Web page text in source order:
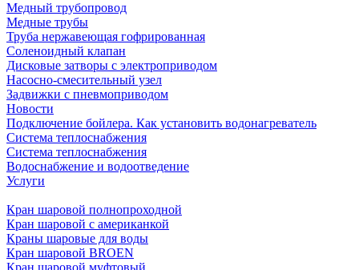
Медный трубопровод
Медные трубы
Труба нержавеющая гофрированная
Соленоидный клапан
Дисковые затворы с электроприводом
Насосно-смесительный узел
Задвижки с пневмоприводом
Новости
Подключение бойлера. Как установить водонагреватель
Система теплоснабжения
Система теплоснабжения
Водоснабжение и водоотведение
Услуги
Кран шаровой полнопроходной
Кран шаровой с американкой
Краны шаровые для воды
Кран шаровой BROEN